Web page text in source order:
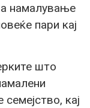
намалување
пари кај
што
кај